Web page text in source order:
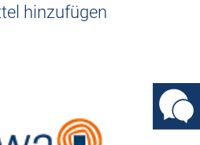
hinzufügen